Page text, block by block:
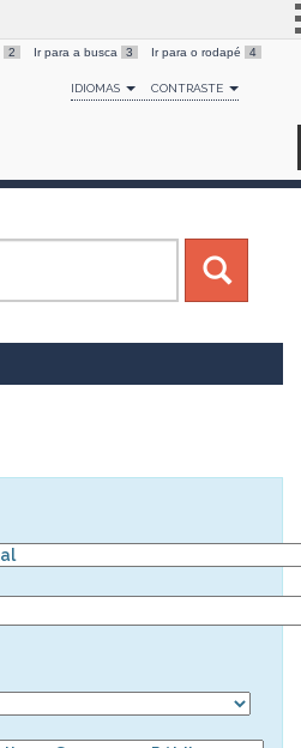
Simplifique!
Comunica BR
Canais
2 Ir para a busca 3 Ir para o rodapé 4
IDIOMAS CONTRASTE